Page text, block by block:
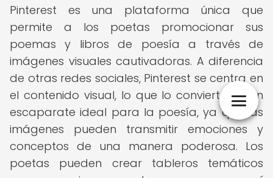
Pinterest es una plataforma única que
permite a los poetas promocionar sus
poemas y libros de poesía a través de
imágenes visuales cautivadoras. A diferencia
de otras redes sociales, Pinterest se centra en
el contenido visual, lo que lo convierte en un
escaparate ideal para la poesía, ya que las
imágenes pueden transmitir emociones y
conceptos de una manera poderosa. Los
poetas pueden crear tableros temáticos